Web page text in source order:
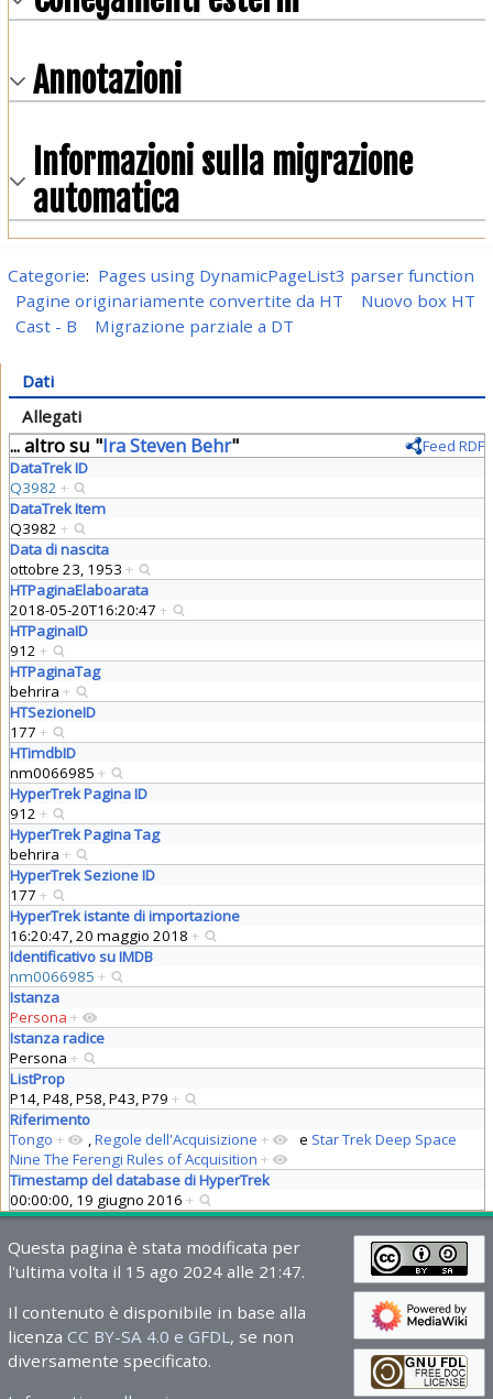
Annotazioni
Informazioni sulla migrazione
automatica
Categorie: Pages using DynamicPageList3 parser function
Pagine originariamente convertite da HT
Nuovo box HT
Cast - B
Migrazione parziale a DT
Dati
Allegati
... altro su "Ira Steven Behr"
Feed RDF
DataTrek ID
Q3982 +
DataTrek Item
Q3982 +
Data di nascita
ottobre 23, 1953 +
HTPaginaElaboarata
2018-05-20T16:20:47 +
HTPaginaID
912 +
HTPaginaTag
behrira +
HTSezioneID
177 +
HTimdbID
nm0066985 +
HyperTrek Pagina ID
912 +
HyperTrek Pagina Tag
behrira +
HyperTrek Sezione ID
177 +
HyperTrek istante di importazione
16:20:47, 20 maggio 2018 +
Identificativo su IMDB
nm0066985 +
Istanza
Persona +
Istanza radice
Persona +
ListProp
P14, P48, P58, P43, P79 +
Riferimento
Tongo + ,Regole dell'Acquisizione + e Star Trek Deep Space
Nine The Ferengi Rules of Acquisition +
Timestamp del database di HyperTrek
00:00:00, 19 giugno 2016 +
Questa pagina è stata modificata per
l'ultima volta il 15 ago 2024 alle 21:47.
Il contenuto è disponibile in base alla
licenza CC BY-SA 4.0 e GFDL , se non
diversamente specificato.